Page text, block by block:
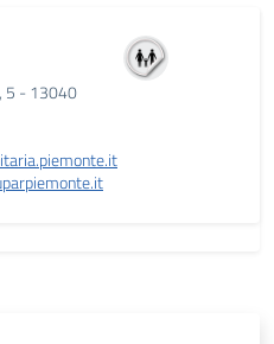
5 - 13040